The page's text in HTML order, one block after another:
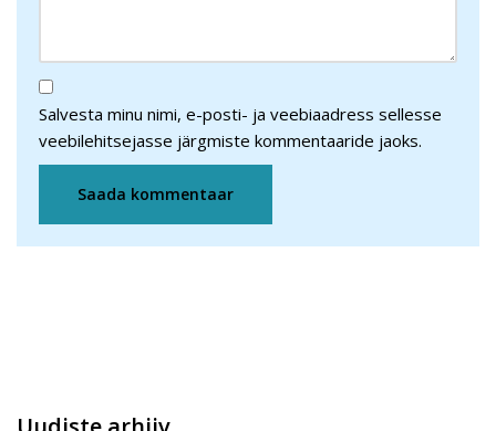
Salvesta minu nimi, e-posti- ja veebiaadress sellesse
veebilehitsejasse järgmiste kommentaaride jaoks.